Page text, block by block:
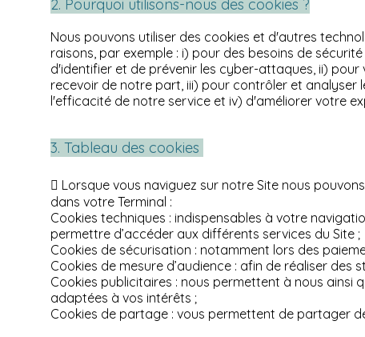
2. Pourquoi utilisons-nous des cookies ?
Nous pouvons utiliser des cookies et d'autres
raisons, par exemple : i) pour des besoins de
d'identifier et de prévenir les cyber-attaques, ii)
recevoir de notre part, iii) pour contrôler et analyser
l'efficacité de notre service et iv) d'améliorer votre
3. Tableau des cookies
 Lorsque vous naviguez sur notre Site nous
dans votre Terminal :
Cookies techniques : indispensables à votre
permettre d’accéder aux différents services du Site ;
Cookies de sécurisation : notamment lors des
Cookies de mesure d’audience : afin de réaliser des
Cookies publicitaires : nous permettent à nous ainsi
adaptées à vos intérêts ;
Cookies de partage : vous permettent de partager